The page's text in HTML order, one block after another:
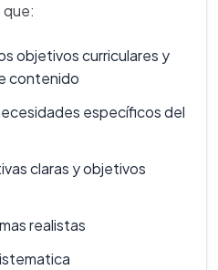
que:
objetivos curriculares y
contenido
específicos del
claras y objetivos
realistas